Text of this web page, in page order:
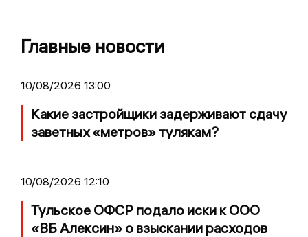
Главные новости
10/08/2026 13:00
Какие застройщики задерживают сдачу
заветных «метров» тулякам?
10/08/2026 12:10
Тульское ОФСР подало иски к ООО
«ВБ Алексин» о взыскании расходов